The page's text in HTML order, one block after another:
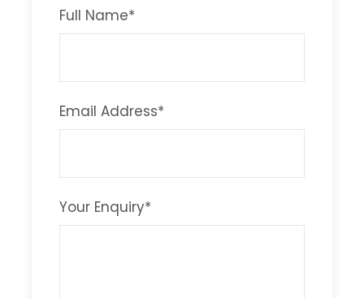
Full Name*
Email Address*
Your Enquiry*